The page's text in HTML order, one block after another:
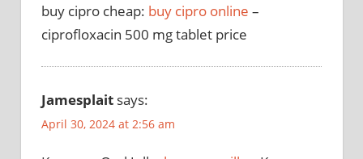
buy cipro cheap: buy cipro online –
ciprofloxacin 500 mg tablet price
Jamesplait says:
April 30, 2024 at 2:56 am